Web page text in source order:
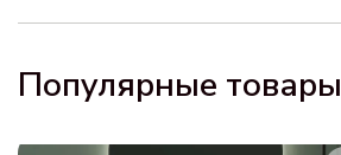
Популярные товары